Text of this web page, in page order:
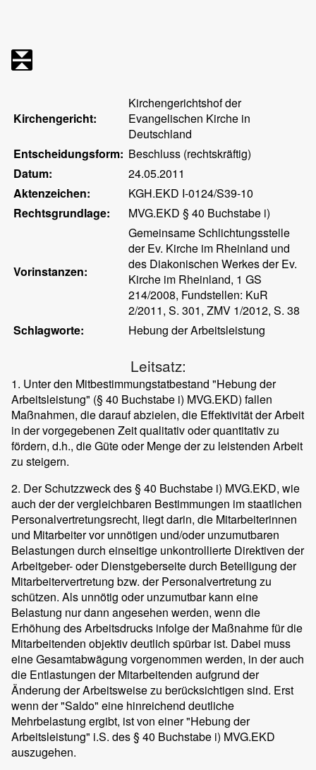
Kirchengericht:
Kirchengerichtshof der
Evangelischen Kirche in
Deutschland
Entscheidungsform: Beschluss (rechtskräftig)
Datum:
24.05.2011
Aktenzeichen:
KGH.EKD I-0124/S39-10
Rechtsgrundlage:
MVG.EKD § 40 Buchstabe i)
Vorinstanzen:
Gemeinsame Schlichtungsstelle
der Ev. Kirche im Rheinland und
des Diakonischen Werkes der Ev.
Kirche im Rheinland, 1 GS
214/2008, Fundstellen: KuR
2/2011, S. 301, ZMV 1/2012, S. 38
Schlagworte:
Hebung der Arbeitsleistung
Leitsatz:
1. Unter den Mitbestimmungstatbestand "Hebung der
Arbeitsleistung" (§ 40 Buchstabe i) MVG.EKD) fallen
Maßnahmen, die darauf abzielen, die Effektivität der Arbeit
in der vorgegebenen Zeit qualitativ oder quantitativ zu
fördern, d.h., die Güte oder Menge der zu leistenden Arbeit
zu steigern.
2. Der Schutzzweck des § 40 Buchstabe i) MVG.EKD, wie
auch der der vergleichbaren Bestimmungen im staatlichen
Personalvertretungsrecht, liegt darin, die Mitarbeiterinnen
und Mitarbeiter vor unnötigen und/oder unzumutbaren
Belastungen durch einseitige unkontrollierte Direktiven der
Arbeitgeber- oder Dienstgeberseite durch Beteiligung der
Mitarbeitervertretung bzw. der Personalvertretung zu
schützen. Als unnötig oder unzumutbar kann eine
Belastung nur dann angesehen werden, wenn die
Erhöhung des Arbeitsdrucks infolge der Maßnahme für die
Mitarbeitenden objektiv deutlich spürbar ist. Dabei muss
eine Gesamtabwägung vorgenommen werden, in der auch
die Entlastungen der Mitarbeitenden aufgrund der
Änderung der Arbeitsweise zu berücksichtigen sind. Erst
wenn der "Saldo" eine hinreichend deutliche
Mehrbelastung ergibt, ist von einer "Hebung der
Arbeitsleistung" i.S. des § 40 Buchstabe i) MVG.EKD
auszugehen.